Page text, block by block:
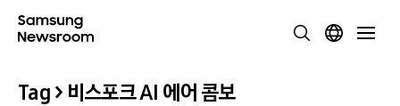
Tag > 비스포크 AI 에어 콤보